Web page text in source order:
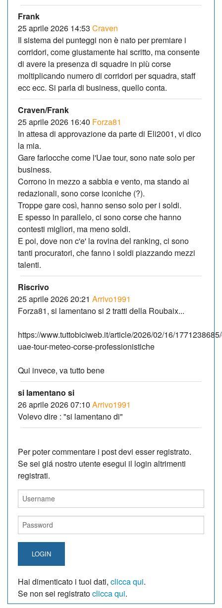
Frank
25 aprile 2026 14:53 Craven
Il sistema dei punteggi non è nato per premiare i
corridori, come giustamente hai scritto, ma consente
di avere la presenza di squadre in più corse
moltiplicando numero di corridori per squadra, staff
ecc ecc. Si parla di business, quello conta.
Craven/Frank
25 aprile 2026 16:40 Forza81
In attesa di approvazione da parte di Eli2001, vi dico
la mia.
Gare farlocche come l'Uae tour, sono nate solo per
business.
Corrono in mezzo a sabbia e vento, ma stando ai
redazionali, sono corse iconiche (?).
Troppe gare così, hanno senso solo per i soldi.
E spesso in parallelo, ci sono corse che hanno
contesti migliori, ma meno soldi.
E poi, dove non c'e' la rovina del ranking, ci sono
tanti procuratori, che fanno i soldi piazzando mezzi
talenti.
Riscrivo
25 aprile 2026 20:21 Arrivo1991
Forza81, si lamentano si 2 tratti della Roubaix...
https://www.tuttobiciweb.it/article/2026/02/16/
uae-tour-meteo-corse-professionistiche
Qui invece, va tutto bene
si lamentano si
26 aprile 2026 07:10 Arrivo1991
Volevo dire : "si lamentano di"
Per poter commentare i post devi esser registrato.
Se sei giá nostro utente esegui il login altrimenti
registrati.
LOGIN
Hai dimenticato i tuoi dati, clicca qui.
Se non sei registratoclicca qui.